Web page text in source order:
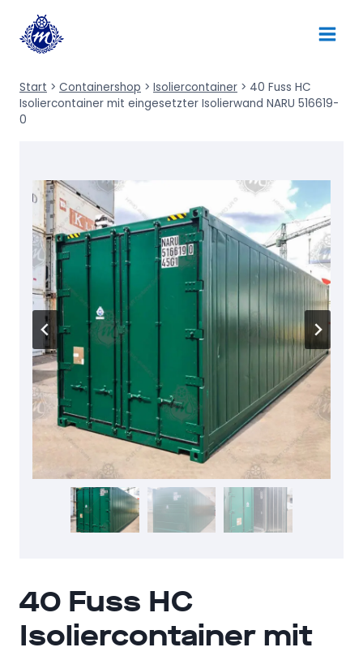
Inhalt
springen
Start > Containershop > Isoliercontainer > 40 Fuss HC
Isoliercontainer mit eingesetzter Isolierwand NARU 516619-
0
40 Fuss HC
Isoliercontainer mit